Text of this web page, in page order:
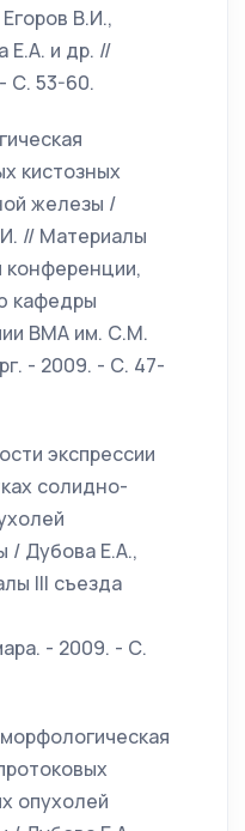
В.И.,
Е.А. и др. //
С. 53-60.
кистозных
железы /
// Материалы
конференции,
кафедры
ВМА им. С.М.
- 2009. - С. 47-
экспрессии
солидно-
/ Дубова Е.А.,
III съезда
- 2009. - С.
опухолей